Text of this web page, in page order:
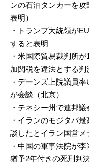
ンの石油タンカーを
表明）
・トランプ大統領が
すると表明
・米国際貿易裁判所
加関税を違法とする判
・デーンズ上院議員
が会談（北京）
・テネシー州で連邦
・イランのモジタバ
談したとイラン国営メ
・中国の軍事法院が
猶予2年付きの死刑判